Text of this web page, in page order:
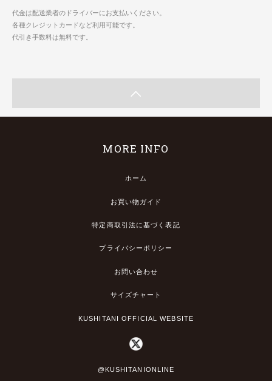
代金は配送業者のドライバーにお支払いください。
各種クレジットカードなど利用可能です。
代引き手数料は無料です。
MORE INFO
ホーム
お買い物ガイド
特定商取引法に基づく表記
プライバシーポリシー
お問い合わせ
サイズチャート
KUSHITANI OFFICIAL WEBSITE
@KUSHITANIONLINE